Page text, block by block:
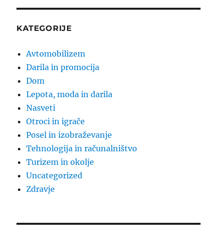
KATEGORIJE
Avtomobilizem
Darila in promocija
Dom
Lepota, moda in darila
Nasveti
Otroci in igrače
Posel in izobraževanje
Tehnologija in računalništvo
Turizem in okolje
Uncategorized
Zdravje